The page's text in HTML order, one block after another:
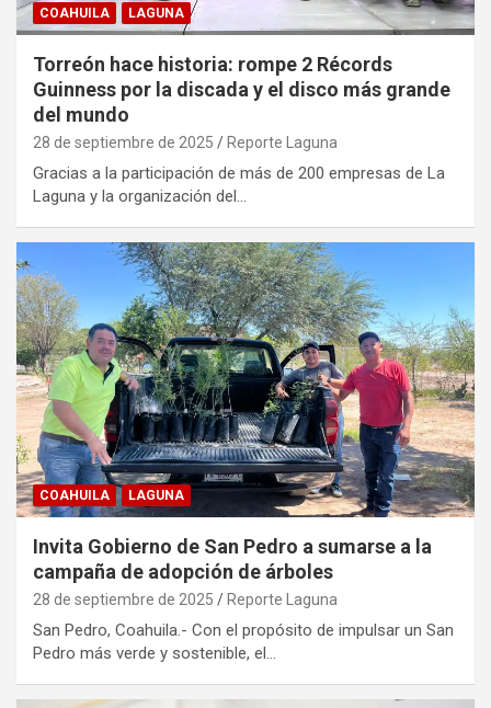
COAHUILA LAGUNA
Torreón hace historia: rompe 2 Récords
Guinness por la discada y el disco más grande
del mundo
28 de septiembre de 2025 Reporte Laguna
Gracias a la participación de más de 200 empresas de La
Laguna y la organización del…
COAHUILA LAGUNA
Invita Gobierno de San Pedro a sumarse a la
campaña de adopción de árboles
28 de septiembre de 2025 Reporte Laguna
San Pedro, Coahuila.- Con el propósito de impulsar un San
Pedro más verde y sostenible, el…